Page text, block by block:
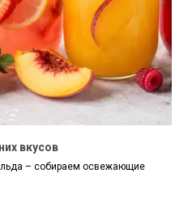
вкусов
льда – собираем освежающие